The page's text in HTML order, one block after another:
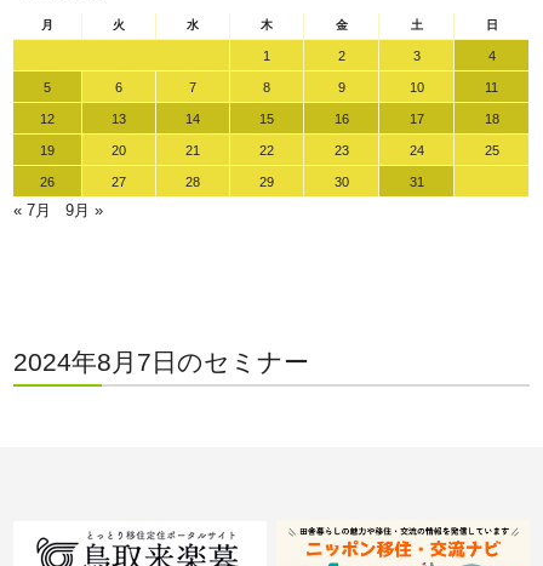
月 火 水 木 金 土 日
1 2 3 4
5 6 7 8 9 10 11
12 13 14 15 16 17 18
19 20 21 22 23 24 25
26 27 28 29 30 31
« 7月 9月 »
2024年8月7日のセミナー